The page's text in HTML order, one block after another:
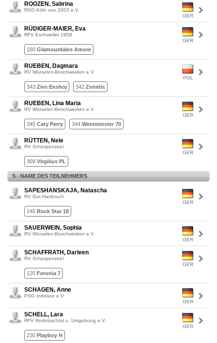
GER
ROOZEN, Sabrina
RSG Köln von 2003 e.V.
GER
RÜDIGER-MAIER, Eva
RFV Eschweiler 1958
160 Glamourdales Amore
POL
RUEBEN, Dagmara
RV Würselen-Broichweiden e.V.
343 Zivs Enshoj 342 Zonetic
GER
RUEBEN, Lina Maria
RV Würselen-Broichweiden e.V.
345 Caty Perry 344 Westminster 70
GER
RÜTTEN, Nele
RV Scherpenseel
309 Virgilius PL
S - NAME DES TEILNEHMERS
GER
SAPESHANSKAJA, Natascha
RV Gut Hanbruch
245 Rock Star 18
GER
SAUERWEIN, Sophia
RV Würselen-Broichweiden e.V.
GER
SCHAFFRATH, Darleen
RV Scherpenseel
125 Feronia 7
GER
SCHAGEN, Anne
PSG Indesee e.V.
GER
SCHELL, Lara
RFV Rodebachtal u. Umgebung e.V.
230 Playboy H